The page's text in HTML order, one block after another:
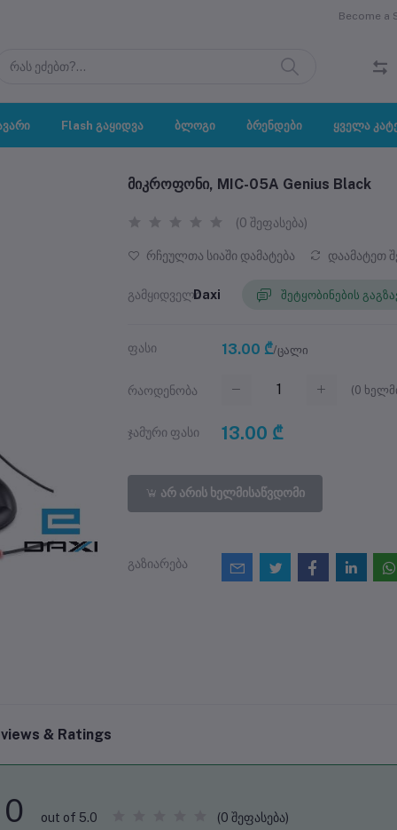
Become a
Flash გაყიდვა ბლოგი ბრენდები ყველა
მიკროფონი, MIC-05A Genius Black
(0 შეფასება)
რჩეულთა სიაში დამატება დაამატეთ
გამყიდველიDaxi შეტყობინების
ფასი 13.00 ₾/ცალი
რაოდენობა (0
ჯამური ფასი 13.00 ₾
არ არის ხელმისაწვდომი
გაზიარება
& Ratings
0 out of 5.0 (0 შეფასება)